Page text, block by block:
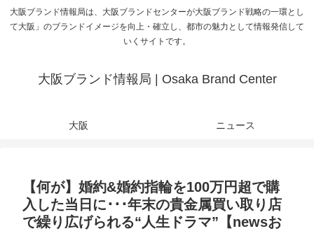
大阪ブランド情報局は、大阪ブランドセンターが大阪ブランド戦略の一環とし
て大阪」のブランドイメージを向上・確立し、都市の魅力として情報発信して
いくサイトです。
大阪ブランド情報局 | Osaka Brand Center
大阪 ニュース
【何が】婚約&婚約指輪を100万円超で購
入した当日に･･･年末の貴金属買い取り店
で繰り広げられる“人生ドラマ”【newsお